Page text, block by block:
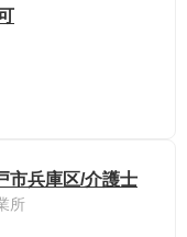
市兵庫区/介護士
所